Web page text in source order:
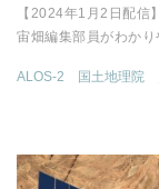
【2024年1月2日配信
宙畑編集部員がわかり
ALOS-2 国土地理院